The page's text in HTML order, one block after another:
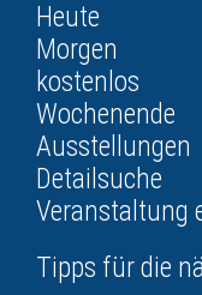
Heute
Morgen
kostenlos
Wochenende
Ausstellungen
Detailsuche
Veranstaltung
Tipps für die